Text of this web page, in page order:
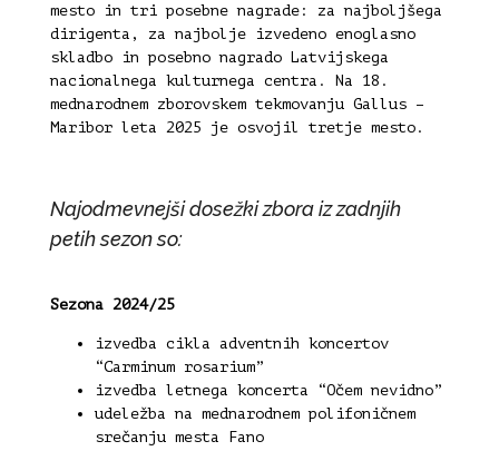
mesto in tri posebne nagrade: za najboljšega
dirigenta, za najbolje izvedeno enoglasno
skladbo in posebno nagrado Latvijskega
nacionalnega kulturnega centra. Na 18.
mednarodnem zborovskem tekmovanju Gallus –
Maribor leta 2025 je osvojil tretje mesto.
Najodmevnejši dosežki zbora iz zadnjih
petih sezon so:
Sezona 2024/25
izvedba cikla adventnih koncertov
“Carminum rosarium”
izvedba letnega koncerta “Očem nevidno”
udeležba na mednarodnem polifoničnem
srečanju mesta Fano